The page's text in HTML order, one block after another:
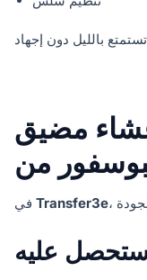
عشاء مضيق
Transfer3e
عليه